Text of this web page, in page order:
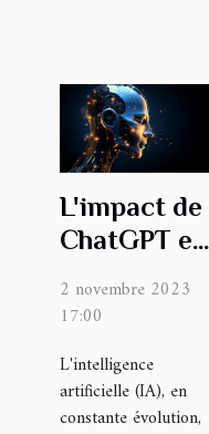
L'impact de
ChatGPT en
l'industrie
2 novembre 2023
17:00
L'intelligence
artificielle (IA), en
constante évolution,